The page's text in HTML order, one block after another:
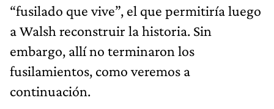
“fusilado que vive”, el que permitiría luego
a Walsh reconstruir la historia. Sin
embargo, allí no terminaron los
fusilamientos, como veremos a
continuación.